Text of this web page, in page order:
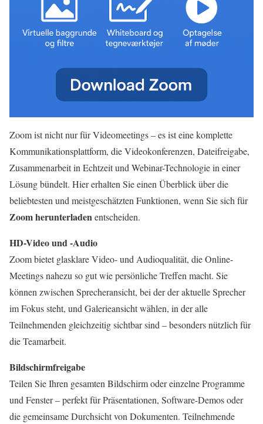
Zoom ist nicht nur für Videomeetings – es ist eine komplette
Kommunikationsplattform, die Videokonferenzen, Dateifreigabe,
Zusammenarbeit in Echtzeit und Webinar-Technologie in einer
Lösung bündelt. Hier erhalten Sie einen Überblick über die
beliebtesten und meistgeschätzten Funktionen, wenn Sie sich für
Zoom herunterladenentscheiden.
HD-Video und -Audio
Zoom bietet glasklare Video- und Audioqualität, die Online-
Meetings nahezu so gut wie persönliche Treffen macht. Sie
können zwischen Sprecheransicht, bei der der aktuelle Sprecher
im Fokus steht, und Galerieansicht wählen, in der alle
Teilnehmenden gleichzeitig sichtbar sind – besonders nützlich für
die Teamarbeit.
Bildschirmfreigabe
Teilen Sie Ihren gesamten Bildschirm oder einzelne Programme
und Fenster – perfekt für Präsentationen, Software-Demos oder
die gemeinsame Durchsicht von Dokumenten. Teilnehmende